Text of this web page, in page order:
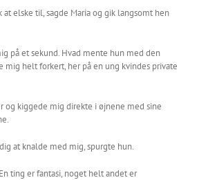
at elske til, sagde Maria og gik langsomt hen
på et sekund. Hvad mente hun med den
helt forkert, her på en ung kvindes private
og kiggede mig direkte i øjnene med sine
at knalde med mig, spurgte hun.
ting er fantasi, noget helt andet er